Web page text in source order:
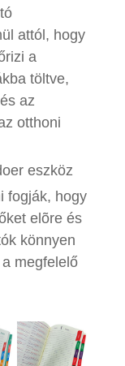
attól, hogy
a
töltve,
az
otthoni
eszköz
fogják, hogy
elõre és
könnyen
megfelelő